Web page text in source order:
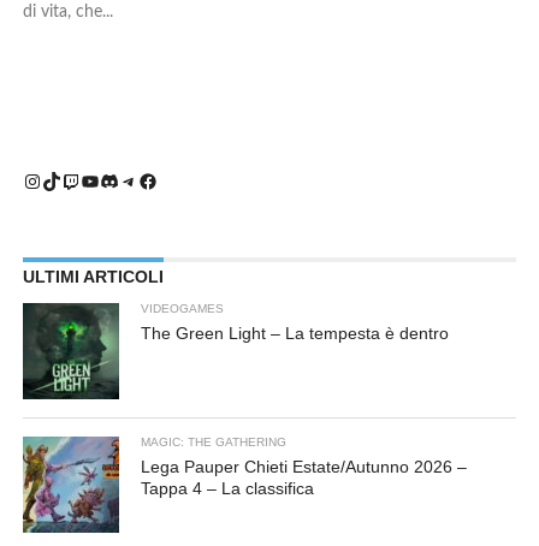
di vita, che...
Instagram
TikTok
Twitch
YouTube
Discord
Telegram
Facebook
ULTIMI ARTICOLI
VIDEOGAMES
The Green Light – La tempesta è dentro
MAGIC: THE GATHERING
Lega Pauper Chieti Estate/Autunno 2026 –
Tappa 4 – La classifica